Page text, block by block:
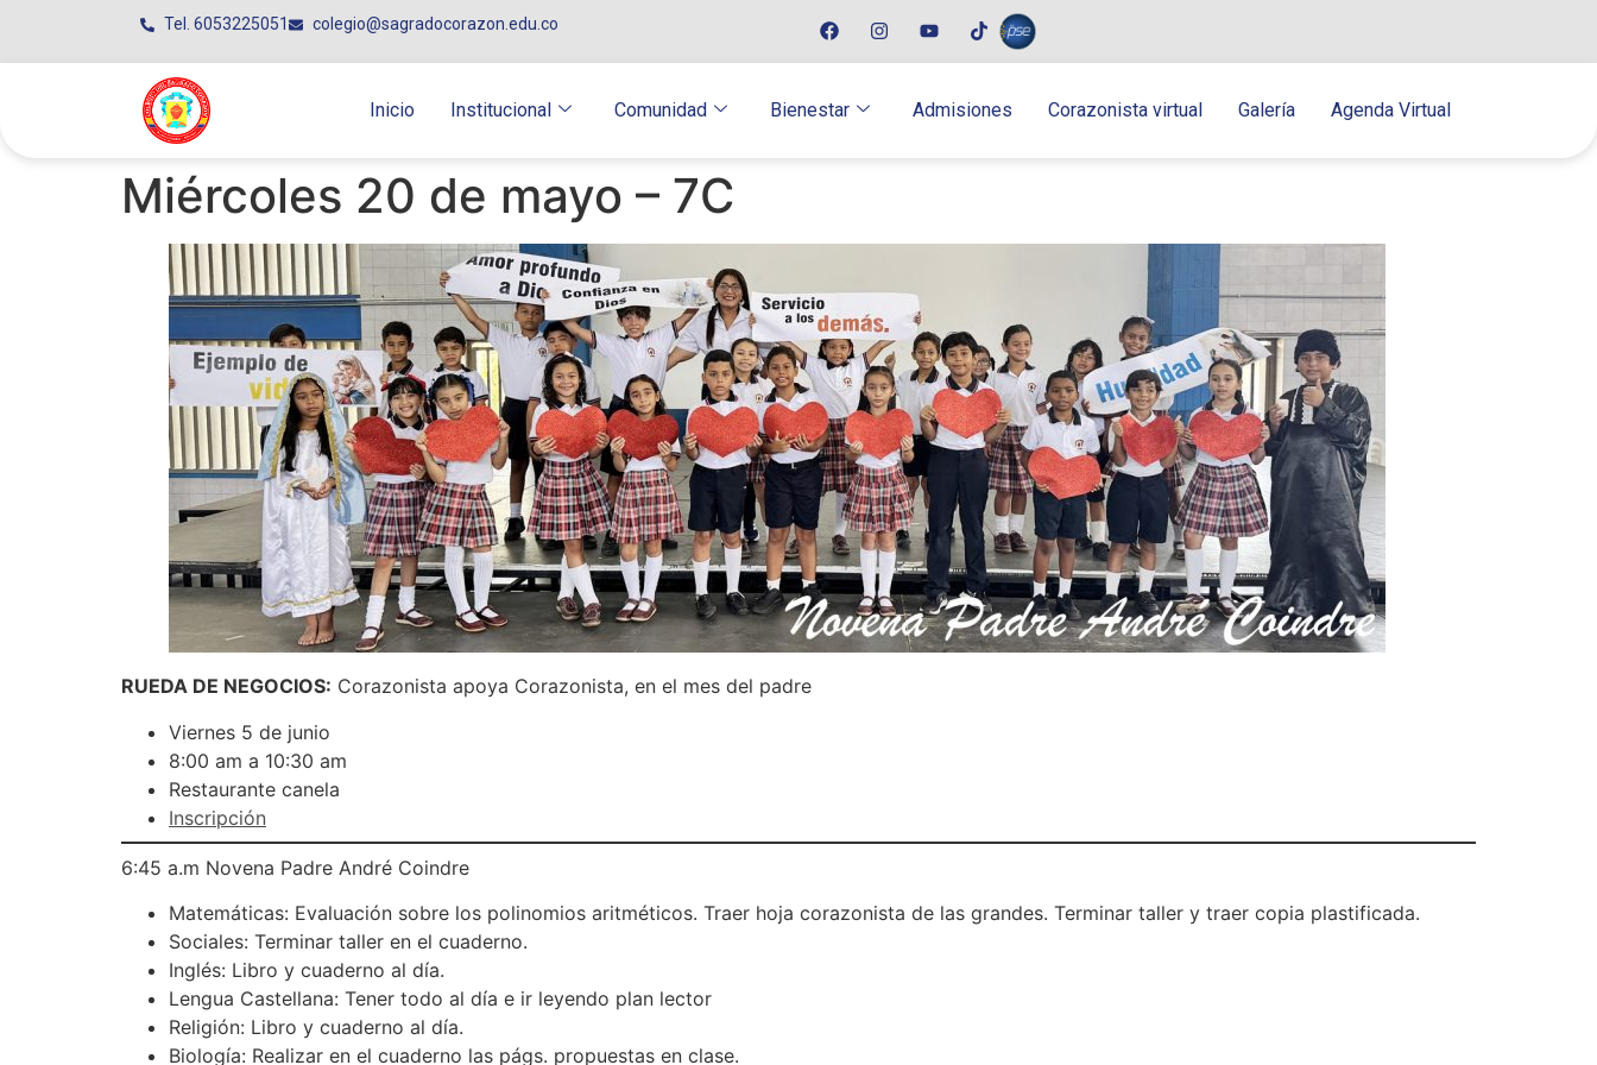
Tel. 6053225051 colegio@sagradocorazon.edu.co
Inicio Institucional Comunidad Bienestar Admisiones Corazonista virtual Galería Agenda Virtual
Miércoles 20 de mayo – 7C
RUEDA DE NEGOCIOS: Corazonista apoya Corazonista, en el mes del padre
Viernes 5 de junio
8:00 am a 10:30 am
Restaurante canela
Inscripción
6:45 a.m Novena Padre André Coindre
Matemáticas: Evaluación sobre los polinomios aritméticos. Traer hoja corazonista de las grandes. Terminar taller y traer copia plastificada.
Sociales: Terminar taller en el cuaderno.
Inglés: Libro y cuaderno al día.
Lengua Castellana: Tener todo al día e ir leyendo plan lector
Religión: Libro y cuaderno al día.
Biología: Realizar en el cuaderno las págs. propuestas en clase.